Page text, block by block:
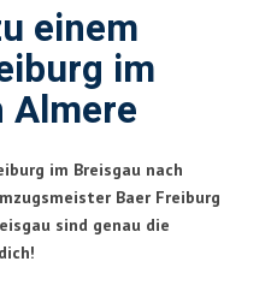
einem
im
Almere
im Breisgau nach
Baer Freiburg
sind genau die